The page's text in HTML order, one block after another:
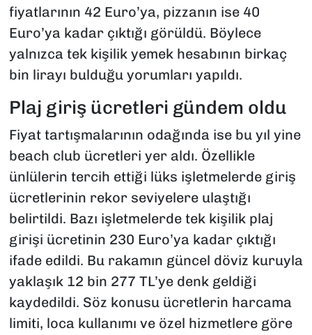
fiyatlarının 42 Euro’ya, pizzanın ise 40
Euro’ya kadar çıktığı görüldü. Böylece
yalnızca tek kişilik yemek hesabının birkaç
bin lirayı bulduğu yorumları yapıldı.
Plaj giriş ücretleri gündem oldu
Fiyat tartışmalarının odağında ise bu yıl yine
beach club ücretleri yer aldı. Özellikle
ünlülerin tercih ettiği lüks işletmelerde giriş
ücretlerinin rekor seviyelere ulaştığı
belirtildi. Bazı işletmelerde tek kişilik plaj
girişi ücretinin 230 Euro’ya kadar çıktığı
ifade edildi. Bu rakamın güncel döviz kuruyla
yaklaşık 12 bin 277 TL’ye denk geldiği
kaydedildi. Söz konusu ücretlerin harcama
limiti, loca kullanımı ve özel hizmetlere göre